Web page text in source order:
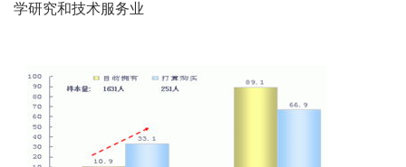
学研究和技术服务业